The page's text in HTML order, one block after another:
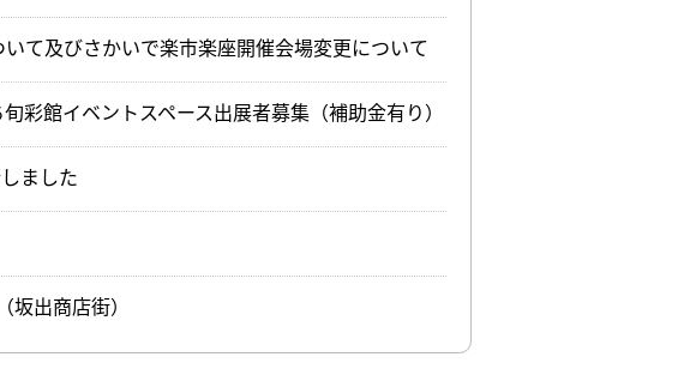
て及びさかいで楽市楽座開催会場変更について
彩館イベントスペース出展者募集（補助金有り）
ました
出商店街）